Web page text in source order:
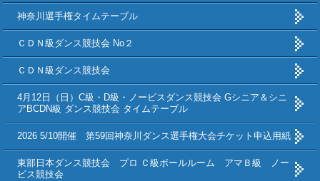
神奈川選手権タイムテーブル
ＣＤＮ級ダンス競技会 No２
ＣＤＮ級ダンス競技会
4月12日（日）C級・D級・ノービスダンス競技会 Gシニア＆シニ
アBCDN級 ダンス競技会 タイムテーブル
2026 5/10開催 第59回神奈川ダンス選手権大会チケット申込用紙
東部日本ダンス競技会 プロ Ｃ級ボールルーム アマＢ級 ノー
ビス競技会